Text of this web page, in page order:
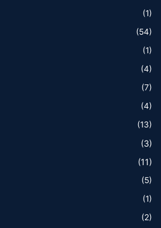
(1)
(54)
(1)
(4)
(7)
(4)
(13)
(3)
(11)
(5)
(1)
(2)